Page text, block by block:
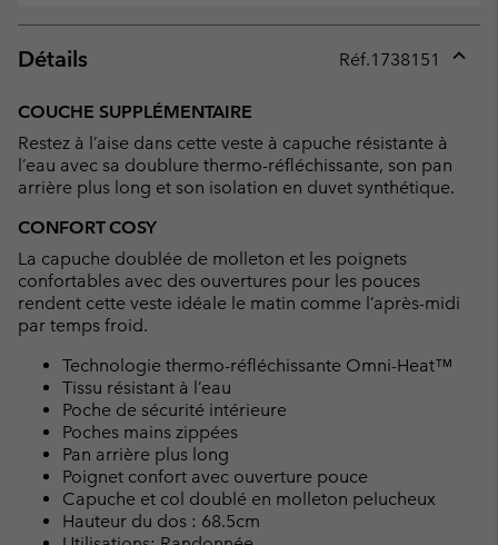
Détails Réf.1738151
COUCHE SUPPLÉMENTAIRE
Restez à l’aise dans cette veste à capuche résistante à
l’eau avec sa doublure thermo-réfléchissante, son pan
arrière plus long et son isolation en duvet synthétique.
CONFORT COSY
La capuche doublée de molleton et les poignets
confortables avec des ouvertures pour les pouces
rendent cette veste idéale le matin comme l’après-midi
par temps froid.
Technologie thermo-réfléchissante Omni-Heat™
Tissu résistant à l’eau
Poche de sécurité intérieure
Poches mains zippées
Pan arrière plus long
Poignet confort avec ouverture pouce
Capuche et col doublé en molleton pelucheux
Hauteur du dos : 68.5cm